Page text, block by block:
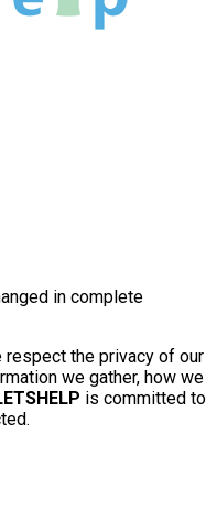
in complete
respect the privacy of our
we gather, how we
is committed to